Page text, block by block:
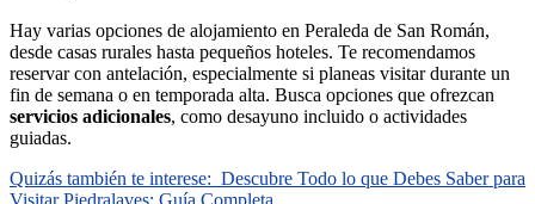
Hay varias opciones de alojamiento en Peraleda de San Román,
desde casas rurales hasta pequeños hoteles. Te recomendamos
reservar con antelación, especialmente si planeas visitar durante un
fin de semana o en temporada alta. Busca opciones que ofrezcan
servicios adicionales, como desayuno incluido o actividades
guiadas.
Quizás también te interese: Descubre Todo lo que Debes Saber para